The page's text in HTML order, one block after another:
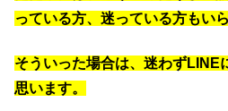
っている方、迷っている方もい
そういった場合は、迷わずLINE
思います。